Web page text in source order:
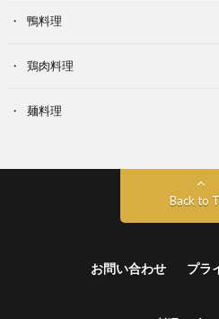
鴨料理
鶏肉料理
麺料理
Back to
お問い合わせ プラ